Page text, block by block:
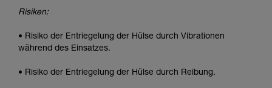
Risiken:
• Risiko der Entriegelung der Hülse durch Vibrationen
während des Einsatzes.
• Risiko der Entriegelung der Hülse durch Reibung.